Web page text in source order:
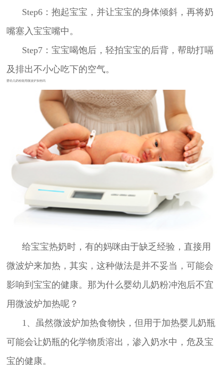
Step6：抱起宝宝，并让宝宝的身体倾斜，再将奶
嘴塞入宝宝嘴中。
Step7：宝宝喝饱后，轻拍宝宝的后背，帮助打嗝
及排出不小心吃下的空气。
婴幼儿奶粉能用微波炉加热吗
给宝宝热奶时，有的妈咪由于缺乏经验，直接用
微波炉来加热，其实，这种做法是并不妥当，可能会
影响到宝宝的健康。那为什么婴幼儿奶粉冲泡后不宜
用微波炉加热呢？
1、虽然微波炉加热食物快，但用于加热婴儿奶瓶
可能会让奶瓶的化学物质溶出，渗入奶水中，危及宝
宝的健康。